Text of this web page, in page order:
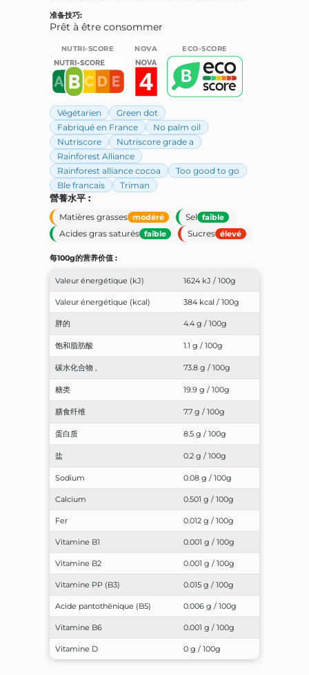
准备技巧:
Prêt à être consommer
NUTRI-SCORE NOVA ECO-SCORE
Végétarien
Green dot
Fabriqué en France
No palm oil
Nutriscore
Nutriscore grade a
Rainforest Alliance
Rainforest alliance cocoa
Too good to go
Ble francais
Triman
營養水平 :
Matières grasses modéré Sel faible
Acides gras saturés faible Sucres élevé
每100g的营养价值 :
Valeur énergétique (kJ) 1624 kJ / 100g
Valeur énergétique (kcal) 384 kcal / 100g
胖的 4.4 g / 100g
饱和脂肪酸 1.1 g / 100g
碳水化合物 , 73.8 g / 100g
糖类 19.9 g / 100g
膳食纤维 7.7 g / 100g
蛋白质 8.5 g / 100g
盐 0.2 g / 100g
Sodium 0.08 g / 100g
Calcium 0.501 g / 100g
Fer 0.012 g / 100g
Vitamine B1 0.001 g / 100g
Vitamine B2 0.001 g / 100g
Vitamine PP (B3) 0.015 g / 100g
Acide pantothénique (B5) 0.006 g / 100g
Vitamine B6 0.001 g / 100g
Vitamine D 0 g / 100g